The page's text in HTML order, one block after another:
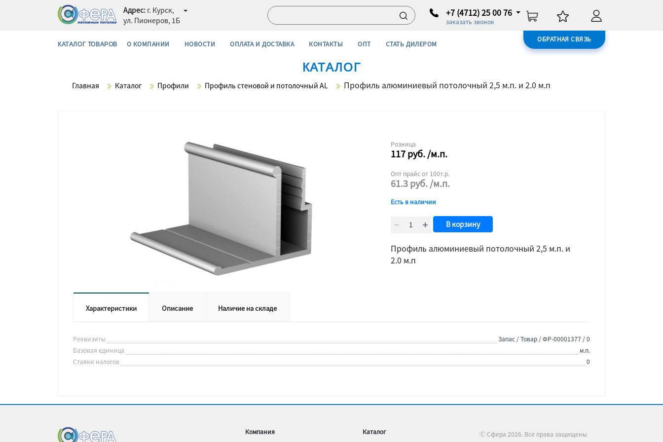
Адрес: г. Курск,
ул. Пионеров, 1Б
+7 (4712) 25 00 76
заказать звонок
ОБРАТНАЯ СВЯЗЬ
КАТАЛОГ ТОВАРОВ О КОМПАНИИ НОВОСТИ ОПЛАТА И ДОСТАВКА КОНТАКТЫ ОПТ СТАТЬ ДИЛЕРОМ
КАТАЛОГ
Главная Каталог Профили Профиль стеновой и потолочный AL Профиль алюминиевый потолочный 2,5 м.п. и 2.0 м.п
Розница
117руб./м.п.
Опт прайс от 100т.р.
61.3руб./м.п.
Есть в наличии
В корзину
Профиль алюминиевый потолочный 2,5 м.п. и
2.0 м.п
Характеристики Описание Наличие на складе
Реквизиты
Запас / Товар / ФР-00001377 / 0
Базовая единица
м.п.
Ставки налогов
0
Компания
Каталог
Ⓒ Сфера 2026. Все права защищены